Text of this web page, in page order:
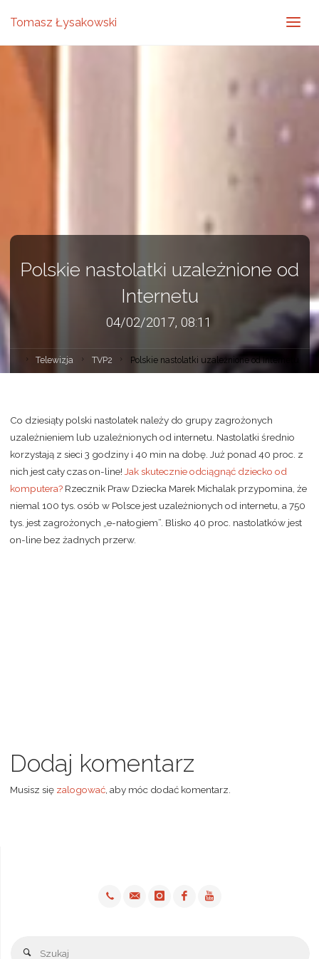
Tomasz Łysakowski
Polskie nastolatki uzależnione od
Internetu
04/02/2017, 08:11
Telewizja TVP2 Polskie nastolatki uzależnione od Internetu
Co dziesiąty polski nastolatek należy do grupy zagrożonych
uzależnieniem lub uzależnionych od internetu. Nastolatki średnio
korzystają z sieci 3 godziny i 40 min na dobę. Już ponad 40 proc. z
nich jest cały czas on-line! Jak skutecznie odciągnąć dziecko od
komputera?Rzecznik Praw Dziecka Marek Michalak przypomina, że
niemal 100 tys. osób w Polsce jest uzależnionych od internetu, a 750
tys. jest zagrożonych „e-nałogiem”. Blisko 40 proc. nastolatków jest
on-line bez żadnych przerw.
Dodaj komentarz
Musisz się zalogować, aby móc dodać komentarz.
Szukaj